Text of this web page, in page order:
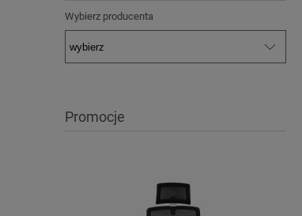
Wybierz producenta
Promocje